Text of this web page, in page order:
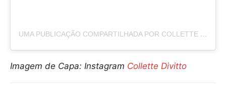
UMA PUBLICAÇÃO COMPARTILHADA POR COLLETTE DIVITTO (@COLLETTEYSCOOKIES)
Imagem de Capa: Instagram Collette Divitto